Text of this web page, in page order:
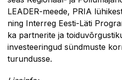
LEADER-meede, PRIA
ning Interreg Eesti-Läti
ka partnerite ja
investeeringud sündmuste
turundusse.